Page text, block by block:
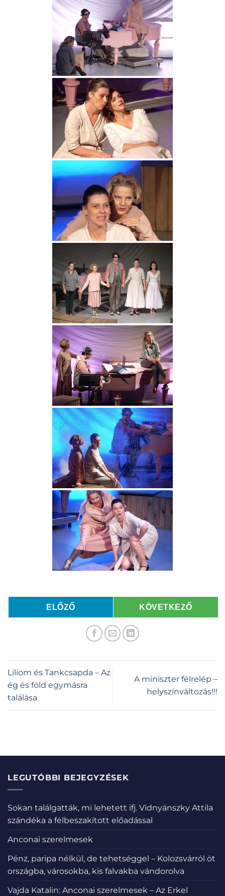
ELŐZŐ KÖVETKEZŐ
Liliom és Tankcsapda – Az
ég és föld egymásra
találása
A miniszter félrelép –
helyszínváltozás!!!
LEGUTÓBBI BEJEGYZÉSEK
Sokan találgatták, mi lehetett ifj. Vidnyánszky Attila
szándéka a félbeszakított előadással
Anconai szerelmesek
Pénz, paripa nélkül, de tehetséggel – Kolozsvárról öt
országba, városokba, kis falvakba vándorolva
Vajda Katalin: Anconai szerelmesek – Az Erkel